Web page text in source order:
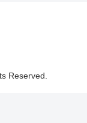
Reserved.